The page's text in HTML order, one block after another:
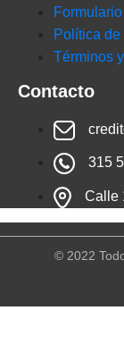
Política de
Términos
Contacto
315
Calle
© 2022